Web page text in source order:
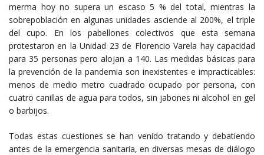
merma hoy no supera un escaso 5 % del total, mientras la
sobrepoblación en algunas unidades asciende al 200%, el triple
del cupo. En los pabellones colectivos que esta semana
protestaron en la Unidad 23 de Florencio Varela hay capacidad
para 35 personas pero alojan a 140. Las medidas básicas para
la prevención de la pandemia son inexistentes e impracticables:
menos de medio metro cuadrado ocupado por persona, con
cuatro canillas de agua para todos, sin jabones ni alcohol en gel
o barbijos.
Todas estas cuestiones se han venido tratando y debatiendo
antes de la emergencia sanitaria, en diversas mesas de diálogo